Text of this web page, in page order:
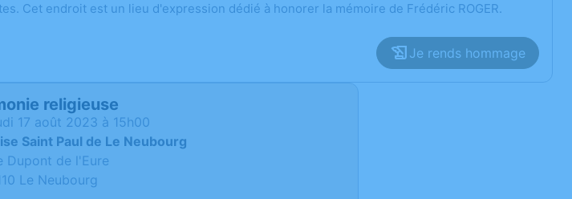
Cet endroit est un lieu d'expression dédié à honorer la mémoire de Frédéric ROGER.
Je rends hommage
religieuse
17 août 2023 à 15h00
Saint Paul de Le Neubourg
Dupont de l'Eure
Le Neubourg